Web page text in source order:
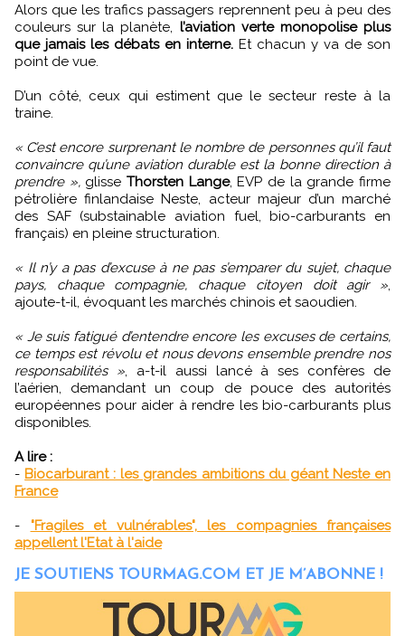
Alors que les trafics passagers reprennent peu à peu des
couleurs sur la planète, l’aviation verte monopolise plus
que jamais les débats en interne. Et chacun y va de son
point de vue.
D’un côté, ceux qui estiment que le secteur reste à la
traine.
« C’est encore surprenant le nombre de personnes qu’il faut
convaincre qu’une aviation durable est la bonne direction à
prendre »,glisseThorsten Lange, EVP de la grande firme
pétrolière finlandaise Neste, acteur majeur d’un marché
des SAF (substainable aviation fuel, bio-carburants en
français) en pleine structuration.
« Il n’y a pas d’excuse à ne pas s’emparer du sujet, chaque
pays, chaque compagnie, chaque citoyen doit agir »,
ajoute-t-il, évoquant les marchés chinois et saoudien.
« Je suis fatigué d’entendre encore les excuses de certains,
ce temps est révolu et nous devons ensemble prendre nos
responsabilités », a-t-il aussi lancé à ses confères de
l’aérien, demandant un coup de pouce des autorités
européennes pour aider à rendre les bio-carburants plus
disponibles.
A lire :
- Biocarburant : les grandes ambitions du géant Neste en
France
- "Fragiles et vulnérables", les compagnies françaises
appellent l'Etat à l'aide
JE SOUTIENS TOURMAG.COM ET JE M’ABONNE !